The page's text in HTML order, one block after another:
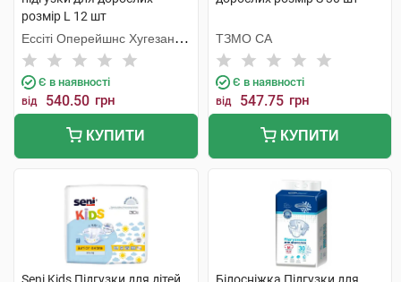
розмір L 12 шт
Ессіті Оперейшнс Хугезанд
Б.В.
Є в наявності
від 540.50 грн
КУПИТИ
ТЗМО СА
Є в наявності
від 547.75 грн
КУПИТИ